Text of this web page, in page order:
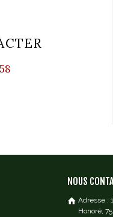
NOUS
Adresse :
Honoré,